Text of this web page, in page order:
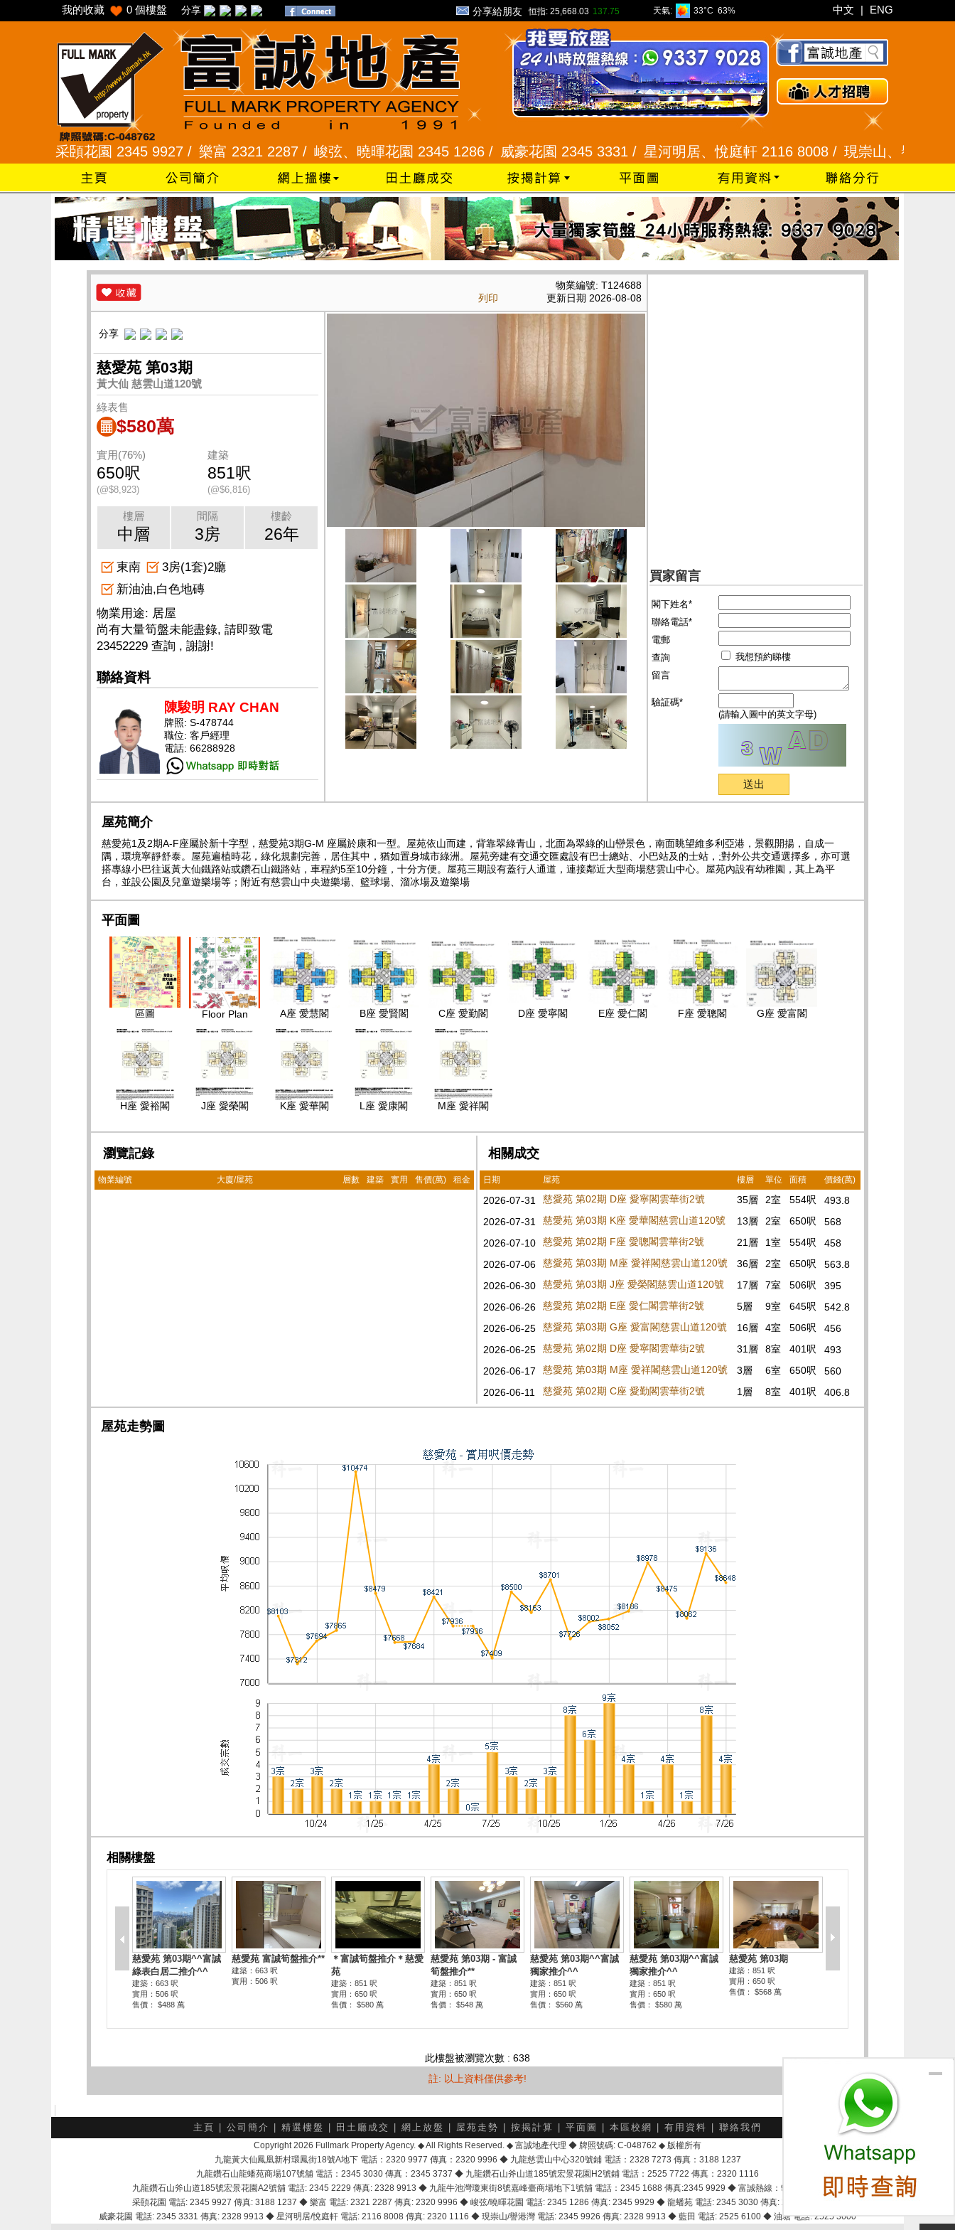
我的收藏 0 個樓盤 分享 分享給朋友 恒指: 25,668.03 137.75 天氣: 33°C 63% 中文 | ENG
采頣花園 2345 9927 /樂富 2321 2287 /峻弦、曉暉花園 2345 1286 /威豪花園 2345 3331 /星河明居、悅庭軒 2116 8008 /現崇山、譽港灣 2345
列印
物業編號: T124688
更新日期 2026-08-08
買家留言
閣下姓名*
聯絡電話*
電郵
查詢
我想預約睇樓
留言
驗証碼*
(請輸入圖中的英文字母)
分享
慈愛苑 第03期
黃大仙 慈雲山道120號
綠表售
$580萬
實用(76%)
650呎
(@$8,923)
建築
851呎
(@$6,816)
樓層
中層
間隔
3房
樓齡
26年
東南
3房(1套)2廳
新油油,白色地磚
物業用途: 居屋
尚有大量筍盤未能盡錄, 請即致電
23452229 查詢 , 謝謝!
聯絡資料
陳駿明 RAY CHAN
牌照: S-478744
職位: 客戶經理
電話: 66288928
屋苑簡介
慈愛苑1及2期A-F座屬於新十字型，慈愛苑3期G-M 座屬於康和一型。屋苑依山而建，背靠翠綠青山，北面為翠綠的山巒景色，南面眺望維多利亞港，景觀開揚，自成一
隅，環境寧靜舒泰。屋苑遍植時花，綠化規劃完善，居住其中，猶如置身城市綠洲。屋苑旁建有交通交匯處設有巴士總站、小巴站及的士站，;對外公共交通選擇多，亦可選
搭專線小巴往返黃大仙鐵路站或鑽石山鐵路站，車程約5至10分鐘，十分方便。屋苑三期設有蓋行人通道，連接鄰近大型商場慈雲山中心。屋苑內設有幼稚園，其上為平
台，並設公園及兒童遊樂場等；附近有慈雲山中央遊樂場、籃球場、溜冰場及遊樂場
平面圖
區圖 Floor Plan A座 愛慧閣 B座 愛賢閣 C座 愛勤閣 D座 愛寧閣 E座 愛仁閣 F座 愛聰閣 G座 愛富閣
H座 愛裕閣 J座 愛榮閣 K座 愛華閣 L座 愛康閣 M座 愛祥閣
瀏覽記錄
物業編號 大廈/屋苑 層數 建築 實用 售價(萬) 租金
相關成交
日期 屋苑 樓層 單位 面積 價錢(萬)
2026-07-31 慈愛苑 第02期 D座 愛寧閣雲華街2號 35層 2室 554呎
493.8
2026-07-31
慈愛苑 第03期 K座 愛華閣慈雲山道120號 13層 2室 650呎
568
2026-07-10
慈愛苑 第02期 F座 愛聰閣雲華街2號 21層 1室 554呎
458
2026-07-06
慈愛苑 第03期 M座 愛祥閣慈雲山道120號 36層 2室 650呎
563.8
2026-06-30
慈愛苑 第03期 J座 愛榮閣慈雲山道120號 17層 7室 506呎
395
2026-06-26
慈愛苑 第02期 E座 愛仁閣雲華街2號 5層 9室 645呎
542.8
2026-06-25
慈愛苑 第03期 G座 愛富閣慈雲山道120號 16層 4室 506呎
456
2026-06-25
慈愛苑 第02期 D座 愛寧閣雲華街2號 31層 8室 401呎
493
2026-06-17
慈愛苑 第03期 M座 愛祥閣慈雲山道120號 3層 6室 650呎
560
2026-06-11
慈愛苑 第02期 C座 愛勤閣雲華街2號 1層 8室 401呎 406.8
屋苑走勢圖
此樓盤被瀏覽次數 : 638
註: 以上資料僅供參考!
主頁 公司簡介 精選樓盤 田土廳成交 網上放盤 屋苑走勢 按揭計算 平面圖 本區校網 有用資料 聯絡我們
Copyright 2026 Fullmark Property Agency. ◆ All Rights Reserved. ◆ 富誠地產代理 ◆ 牌照號碼: C-048762 ◆ 版權所有
九龍黃大仙鳳凰新村環鳳街18號A地下 電話：2320 9977 傳真：2320 9996 ◆ 九龍慈雲山中心320號鋪 電話：2328 7273 傳真：3188 1237
九龍鑽石山龍蟠苑商場107號舖 電話：2345 3030 傳真：2345 3737 ◆ 九龍鑽石山斧山道185號宏景花園H2號鋪 電話：2525 7722 傳真：2320 1116
九龍鑽石山斧山道185號宏景花園A2號舖 電話: 2345 2229 傳真: 2328 9913 ◆ 九龍牛池灣瓊東街8號嘉峰臺商場地下1號舖 電話：2345 1688 傳真:2345 9929 ◆ 富誠熱線：9337 9028
采頣花園 電話: 2345 9927 傳真: 3188 1237 ◆ 樂富 電話: 2321 2287 傳真: 2320 9996 ◆ 峻弦/曉暉花園 電話: 2345 1286 傳真: 2345 9929 ◆ 龍蟠苑 電話: 2345 3030 傳真: 2345 3737
威豪花園 電話: 2345 3331 傳真: 2328 9913 ◆ 星河明居/悅庭軒 電話: 2116 8008 傳真: 2320 1116 ◆ 現崇山/譽港灣 電話: 2345 9926 傳真: 2328 9913 ◆ 藍田 電話: 2525 6100 ◆ 油塘 電話: 2525 3600